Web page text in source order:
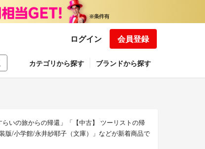
ログイン 会員登録
カテゴリから探す ブランドから探す
いの旅からの帰還」「【中古】 ツーリストの帰
版/小学館/永井紗耶子（文庫）」などが新着商品で